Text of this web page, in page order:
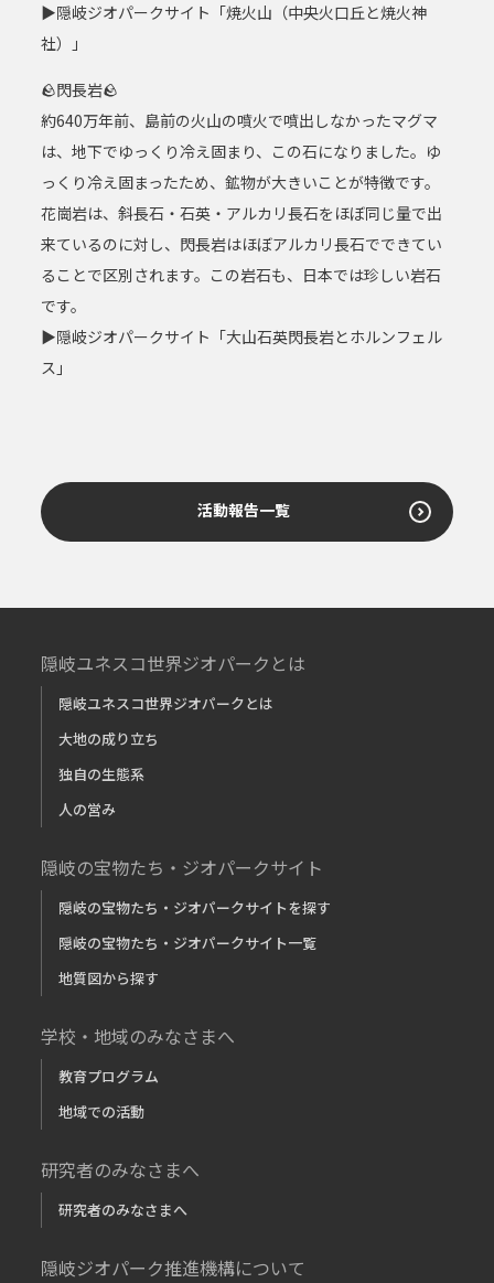
▶隠岐ジオパークサイト「焼火山（中央火口丘と焼火神
社）」
🪨閃長岩🪨
約640万年前、島前の火山の噴火で噴出しなかったマグマ
は、地下でゆっくり冷え固まり、この石になりました。ゆ
っくり冷え固まったため、鉱物が大きいことが特徴です。
花崗岩は、斜長石・石英・アルカリ長石をほぼ同じ量で出
来ているのに対し、閃長岩はほぼアルカリ長石でできてい
ることで区別されます。この岩石も、日本では珍しい岩石
です。
▶隠岐ジオパークサイト「大山石英閃長岩とホルンフェル
ス」
活動報告一覧
隠岐ユネスコ世界ジオパークとは
隠岐ユネスコ世界ジオパークとは
大地の成り立ち
独自の生態系
人の営み
隠岐の宝物たち・ジオパークサイト
隠岐の宝物たち・ジオパークサイトを探す
隠岐の宝物たち・ジオパークサイト一覧
地質図から探す
学校・地域のみなさまへ
教育プログラム
地域での活動
研究者のみなさまへ
研究者のみなさまへ
隠岐ジオパーク推進機構について